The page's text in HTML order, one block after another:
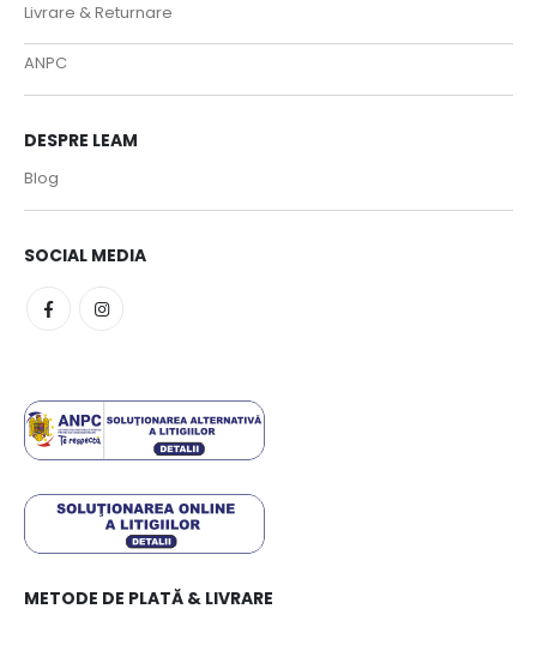
Livrare & Returnare
ANPC
DESPRE LEAM
Blog
SOCIAL MEDIA
METODE DE PLATĂ & LIVRARE